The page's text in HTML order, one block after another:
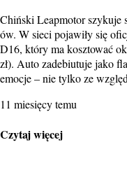
Chiński Leapmotor szykuje
ów. W sieci pojawiły się
D16, który ma kosztować
zł). Auto zadebiutuje jako
emocje – nie tylko ze
11 miesięcy temu
Czytaj więcej